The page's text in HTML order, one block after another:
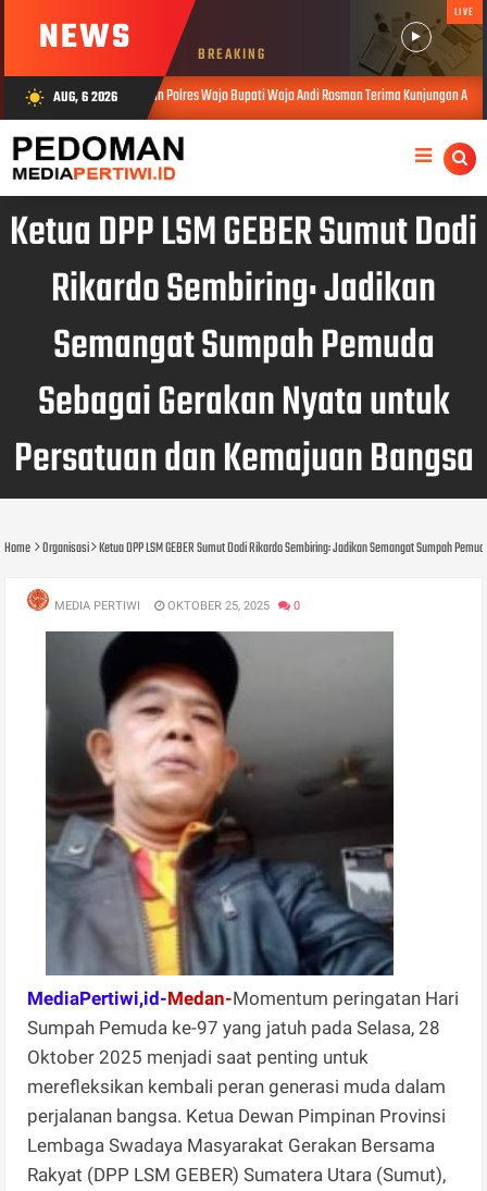
NEWS BREAKING
LIVE
wb_sunny AUG, 6 2026
Wajo dan Polres Wajo Bupati Wajo Andi Rosman Terima Kunjungan AKBP Douglas
Ketua DPP LSM GEBER Sumut Dodi
Rikardo Sembiring: Jadikan
Semangat Sumpah Pemuda
Sebagai Gerakan Nyata untuk
Persatuan dan Kemajuan Bangsa
Home Organisasi Ketua DPP LSM GEBER Sumut Dodi Rikardo Sembiring: Jadikan Semangat Sumpah
MEDIA PERTIWI OKTOBER 25, 2025 0
MediaPertiwi,id-Medan-Momentum peringatan Hari
Sumpah Pemuda ke-97 yang jatuh pada Selasa, 28
Oktober 2025 menjadi saat penting untuk
merefleksikan kembali peran generasi muda dalam
perjalanan bangsa. Ketua Dewan Pimpinan Provinsi
Lembaga Swadaya Masyarakat Gerakan Bersama
Rakyat (DPP LSM GEBER) Sumatera Utara (Sumut),